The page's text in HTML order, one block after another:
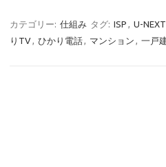
カテゴリー: 仕組み タグ: ISP , U-
りTV, ひかり電話, マンション , 一戸